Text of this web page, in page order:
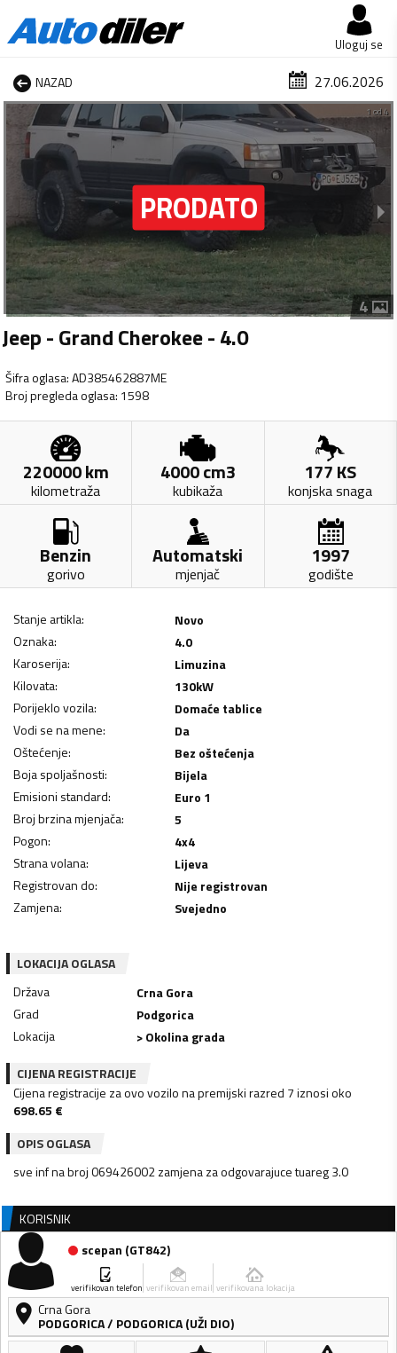
Uloguj se
NAZAD 27.06.2026
1 od 4
4
Jeep - Grand Cherokee - 4.0
Šifra oglasa:AD385462887ME
Broj pregleda oglasa: 1598
220000km
kilometraža
4000cm3
kubikaža
177KS
konjska snaga
Benzin
gorivo
Automatski
mjenjač
1997
godište
Stanje artikla:
Novo
Oznaka:
4.0
Karoserija:
Limuzina
Kilovata: 130kW
Porijeklo vozila:
Domaće tablice
Vodi se na mene:
Da
Oštećenje:
Bez oštećenja
Boja spoljašnosti:
Bijela
Emisioni standard:
Euro 1
Broj brzina mjenjača:
5
Pogon:
4x4
Strana volana:
Lijeva
Registrovan do:
Nije registrovan
Zamjena: Svejedno
LOKACIJA OGLASA
Država
Crna Gora
Grad
Podgorica
Lokacija
> Okolina grada
CIJENA REGISTRACIJE
Cijena registracije za ovo vozilo na premijski razred 7 iznosi oko
698.65 €
OPIS OGLASA
sve inf na broj 069426002 zamjena za odgovarajuce tuareg 3.0
KORISNIK
scepan (GT842)
verifikovan telefon verifikovan email verifikovana lokacija
Crna Gora
PODGORICA/ PODGORICA (UŽI DIO)